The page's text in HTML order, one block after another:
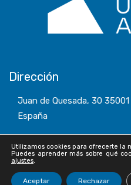
Dirección
Juan de Quesada, 30
España
© Universidad de Las
Utilizamos cookies para ofrecerte la
Puedes aprender más sobre qué
ajustes.
Aceptar Rechazar